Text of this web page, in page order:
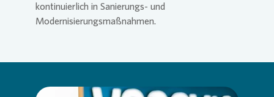
kontinuierlich in Sanierungs- und
Modernisierungsmaßnahmen.